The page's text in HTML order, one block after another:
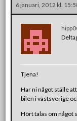
6 januari, 2012 kl.
Tjena!
Har ni något ställe
bilen i västsverige
Hört talas om något